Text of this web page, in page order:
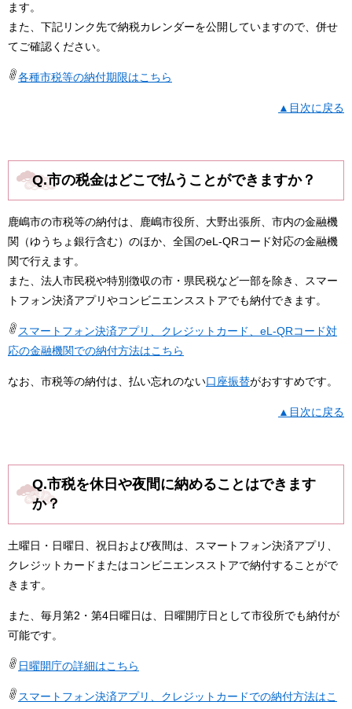
ます。
また、下記リンク先で納税カレンダーを公開していますので、併せ
てご確認ください。
各種市税等の納付期限はこちら
▲目次に戻る
Q.市の税金はどこで払うことができますか？
鹿嶋市の市税等の納付は、鹿嶋市役所、大野出張所、市内の金融機
関（ゆうちょ銀行含む）のほか、全国のeL-QRコード対応の金融機
関で行えます。
また、法人市民税や特別徴収の市・県民税など一部を除き、スマー
トフォン決済アプリやコンビニエンスストアでも納付できます。
スマートフォン決済アプリ、クレジットカード、eL-QRコード対
応の金融機関での納付方法はこちら
なお、市税等の納付は、払い忘れのない口座振替がおすすめです。
▲目次に戻る
Q.市税を休日や夜間に納めることはできます
か？
土曜日・日曜日、祝日および夜間は、スマートフォン決済アプリ、
クレジットカードまたはコンビニエンスストアで納付することがで
きます。
また、毎月第2・第4日曜日は、日曜開庁日として市役所でも納付が
可能です。
日曜開庁の詳細はこちら
スマートフォン決済アプリ、クレジットカードでの納付方法はこ